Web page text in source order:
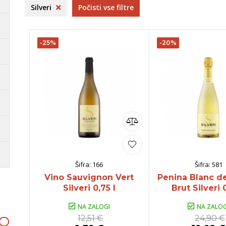
dolina
Goriška Brda
Poglej vse
Silveri Počisti vse filtre
-25%
Šifra: 166
Vino Sauvignon Vert
Silveri 0,75 l
NA ZALOGI
12,51 €
-20%
Šifra: 581
Penina Blanc
Brut Silveri
NA
24,90 €